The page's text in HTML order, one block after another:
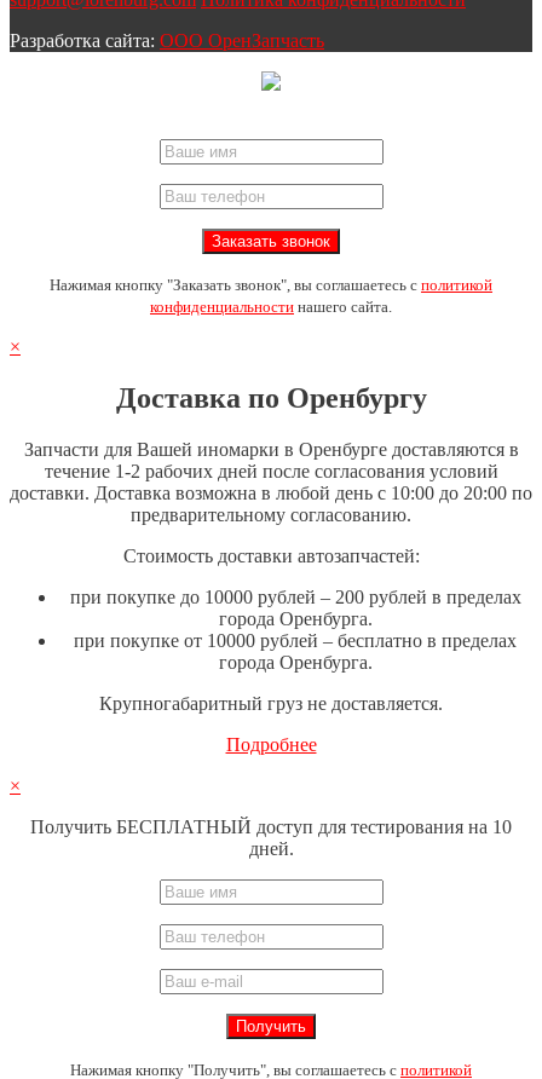
Разработка сайта: ООО ОренЗапчасть
Нажимая кнопку "Заказать звонок", вы соглашаетесь с политикой
конфиденциальности нашего сайта.
×
Доставка по Оренбургу
Запчасти для Вашей иномарки в Оренбурге доставляются в
течение 1-2 рабочих дней после согласования условий
доставки. Доставка возможна в любой день с 10:00 до 20:00 по
предварительному согласованию.
Стоимость доставки автозапчастей:
при покупке до 10000 рублей – 200 рублей в пределах
города Оренбурга.
при покупке от 10000 рублей – бесплатно в пределах
города Оренбурга.
Крупногабаритный груз не доставляется.
Подробнее
×
Получить БЕСПЛАТНЫЙ доступ для тестирования на 10
дней.
Нажимая кнопку "Получить", вы соглашаетесь с политикой